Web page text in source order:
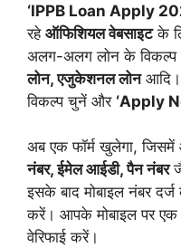
‘IPPB Loan Apply
रहे ऑफिशियल वेबसाइटके
अलग-अलग लोन के
लोन, एजुकेशनल लोनआदि।
विकल्प चुनें और ‘Apply
अब एक फॉर्म खुलेगा,
नंबर, ईमेल आईडी, पैन नंबर
इसके बाद मोबाइल नंबर
करें। आपके मोबाइल पर एक
वेरिफाई करें।